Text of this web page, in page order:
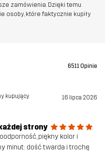
recyklingu) , 5% Poliester
M
detale
zamówienia. Dzięki temu
osoby, które faktycznie kupiły
6511 Opinie
kupujący 16 lipca 2026
strony
piękny kolor i
minut: dość twarda i trochę